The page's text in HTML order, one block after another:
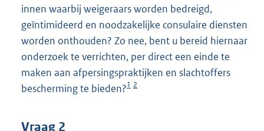
innen waarbij weigeraars worden bedreigd,
geïntimideerd en noodzakelijke consulaire diensten
worden onthouden? Zo nee, bent u bereid hiernaar
onderzoek te verrichten, per direct een einde te
maken aan afpersingspraktijken en slachtoffers
bescherming te bieden?1 2
Vraag 2